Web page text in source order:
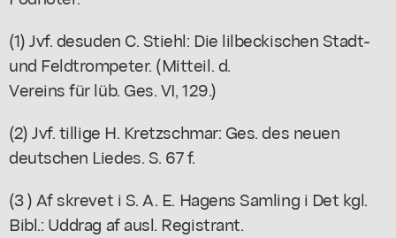
(1) Jvf. desuden C. Stiehl: Die lilbeckischen Stadt-
und Feldtrompeter. (Mitteil. d.
Vereins für lüb. Ges. VI, 129.)
(2) Jvf. tillige H. Kretzschmar: Ges. des neuen
deutschen Liedes. S. 67 f.
(3 ) Af skrevet i S. A. E. Hagens Samling i Det kgl.
Bibl.: Uddrag af ausl. Registrant.